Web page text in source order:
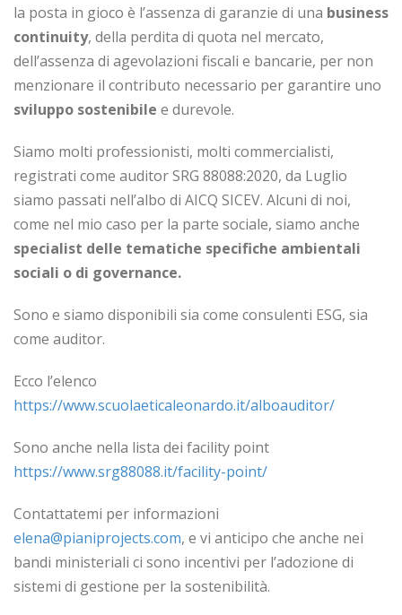
la posta in gioco è l’assenza di garanzie di una business
continuity, della perdita di quota nel mercato,
dell’assenza di agevolazioni fiscali e bancarie, per non
menzionare il contributo necessario per garantire uno
sviluppo sostenibile e durevole.
Siamo molti professionisti, molti commercialisti,
registrati come auditor SRG 88088:2020, da Luglio
siamo passati nell’albo di AICQ SICEV. Alcuni di noi,
come nel mio caso per la parte sociale, siamo anche
specialist delle tematiche specifiche ambientali
sociali o di governance.
Sono e siamo disponibili sia come consulenti ESG, sia
come auditor.
Ecco l’elenco
https://www.scuolaeticaleonardo.it/alboauditor/
Sono anche nella lista dei facility point
https://www.srg88088.it/facility-point/
Contattatemi per informazioni
elena@pianiprojects.com, e vi anticipo che anche nei
bandi ministeriali ci sono incentivi per l’adozione di
sistemi di gestione per la sostenibilità.